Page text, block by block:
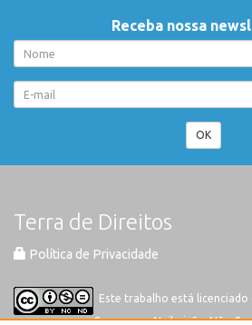
Receba nossa
OK
Terra de Direitos
Política de Privacidade
Este trabalho está licenciado
Commons-Atribuição-Não